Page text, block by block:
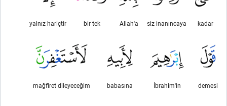
kadar
siz inanıncaya
Allah'a
bir tek
yalnız hariçtir
demesi
İbrahim'in
babasına
mağfiret dileyeceğim